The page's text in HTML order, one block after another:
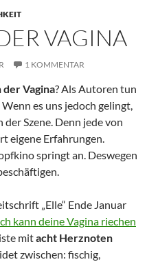
VAGINA
1 KOMMENTAR
Vagina? Als Autoren tun
es uns jedoch gelingt,
Szene. Denn jede von
eigene Erfahrungen.
springt an. Deswegen
„Elle“ Ende Januar
kann deine Vagina riechen
mitacht Herznoten
zwischen: fischig,